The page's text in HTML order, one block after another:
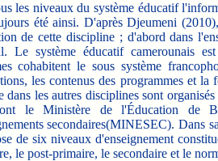
les niveaux du système éducatif
été ainsi. D'après Djeumeni
de cette discipline ; d'abord dans
Le système éducatif camerounais
cohabitent le sous système
les contenus des programmes et
dans les autres disciplines sont
le Ministère de l'Éducation de
secondaires(MINESEC). Dans
de six niveaux d'enseignement
le post-primaire, le secondaire et le